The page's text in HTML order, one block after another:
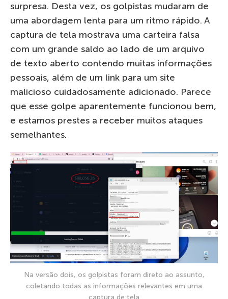
surpresa. Desta vez, os golpistas mudaram de
uma abordagem lenta para um ritmo rápido. A
captura de tela mostrava uma carteira falsa
com um grande saldo ao lado de um arquivo
de texto aberto contendo muitas informações
pessoais, além de um link para um site
malicioso cuidadosamente adicionado. Parece
que esse golpe aparentemente funcionou bem,
e estamos prestes a receber muitos ataques
semelhantes.
Na versão dois, os golpistas foram direto ao assunto,
coletando todas as informações relevantes em uma